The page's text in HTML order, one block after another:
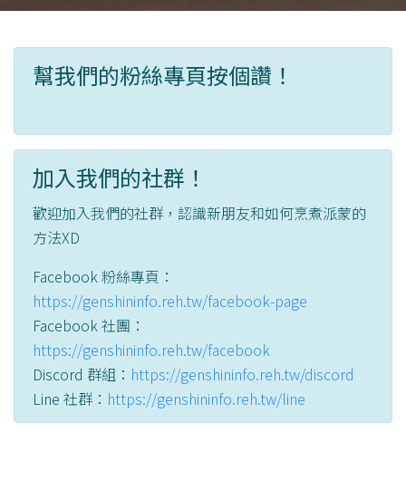
幫我們的粉絲專頁按個讚！
加入我們的社群！
歡迎加入我們的社群，認識新朋友和如何烹煮派蒙的
方法XD
Facebook 粉絲專頁：
https://genshininfo.reh.tw/facebook-page
Facebook 社團：
https://genshininfo.reh.tw/facebook
Discord 群組： https://genshininfo.reh.tw/discord
Line 社群： https://genshininfo.reh.tw/line